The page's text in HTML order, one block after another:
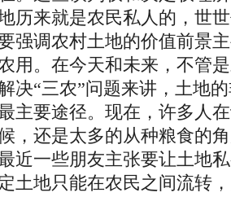
历来就是农民私人的，世
调农村土地的价值前景主
用。在今天和未来，不管
决“三农”问题来讲，土地
主要途径。现在，许多人
，还是太多的从种粮食的
近一些朋友主张要让土地
土地只能在农民之间流转